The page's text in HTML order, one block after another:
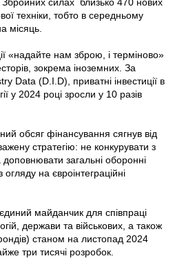
силах близько 470 нових
техніки, тобто в середньому
місяць.
«надайте нам зброю, і терміново»
зокрема іноземних. За
Data (D.I.D), приватні інвестиції в
у 2024 році зросли у 10 разів
обсяг фінансування сягнув від
стратегію: не конкурувати з
загальні оборонні
на євроінтеграційні
майданчик для співпраці
держави та військових, а також
станом на листопад 2024
три тисячі розробок.